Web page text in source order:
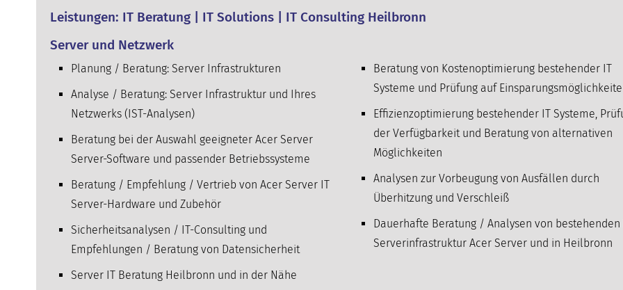
Leistungen: IT Beratung | IT Solutions | IT Consulting Heilbronn
Server und Netzwerk
Planung / Beratung: Server Infrastrukturen
Analyse / Beratung: Server Infrastruktur und Ihres
Netzwerks (IST-Analysen)
Beratung bei der Auswahl geeigneter Acer Server
Server-Software und passender Betriebssysteme
Beratung / Empfehlung / Vertrieb von Acer Server IT
Server-Hardware und Zubehör
Sicherheitsanalysen / IT-Consulting und
Empfehlungen / Beratung von Datensicherheit
Server IT Beratung Heilbronn und in der Nähe
Beratung von Kostenoptimierung bestehender IT
Systeme und Prüfung auf
Effizienzoptimierung bestehender IT Systeme,
der Verfügbarkeit und Beratung von alternativen
Möglichkeiten
Analysen zur Vorbeugung von Ausfällen durch
Überhitzung und Verschleiß
Dauerhafte Beratung / Analysen von bestehenden
Serverinfrastruktur Acer Server und in Heilbronn